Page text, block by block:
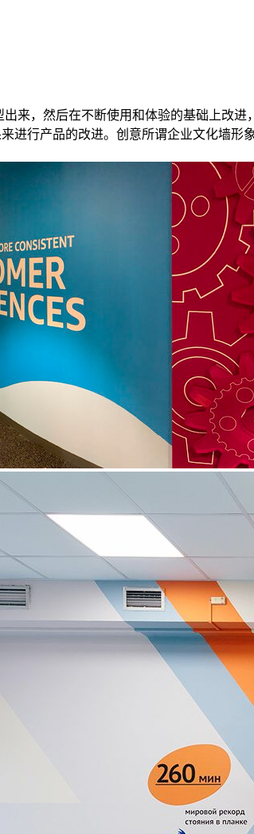
来，然后在不断使用和体验的基础上改
进行产品的改进。创意所谓企业文化墙